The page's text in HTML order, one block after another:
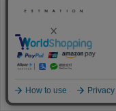
ネイビー
ーの使用に同意したことに
様個人を特定できる情報」
ー
をご確認ください。